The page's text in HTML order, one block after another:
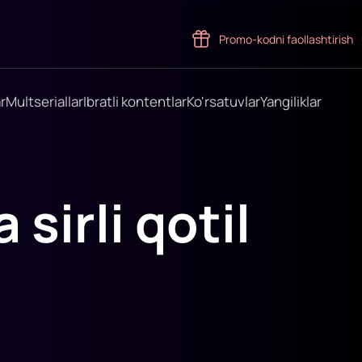
Promo-kodni faollashtirish
MultseriallarIbratli kontentlarKo'rsatuvlarYangiliklar
sirli qotil